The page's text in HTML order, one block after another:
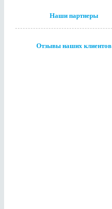
Наши партнеры
Отзывы наших клиентов